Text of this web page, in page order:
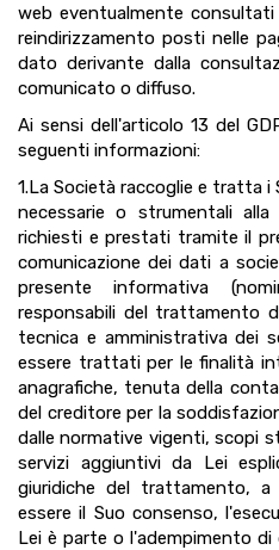
web eventualmente
reindirizzamento posti nelle
dato derivante dalla
comunicato o diffuso.
Ai sensi dell'articolo 13 del
seguenti informazioni:
1.La Società raccoglie e tratta
necessarie o strumentali
richiesti e prestati tramite il
comunicazione dei dati a
presente informativa
responsabili del trattamento
tecnica e amministrativa dei
essere trattati per le finalità
anagrafiche, tenuta della
del creditore per la
dalle normative vigenti, scopi
servizi aggiuntivi da Lei
giuridiche del trattamento,
essere il Suo consenso,
Lei è parte o l'adempimento